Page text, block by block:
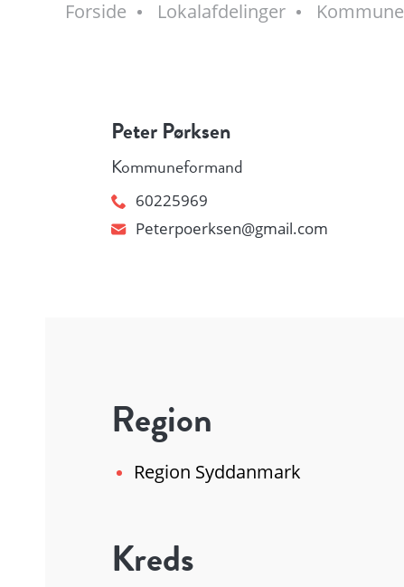
Forside Lokalafdelinger Kommune
Peter Pørksen
Kommuneformand
60225969
Peterpoerksen@gmail.com
Region
Region Syddanmark
Kreds